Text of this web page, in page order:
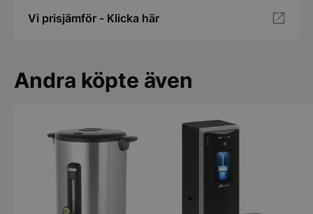
Vi prisjämför - Klicka här
Andra köpte även